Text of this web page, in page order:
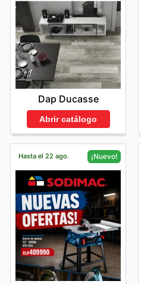
Dap Ducasse
Abrir catálogo
Hasta el 22 ago. ¡Nuevo!